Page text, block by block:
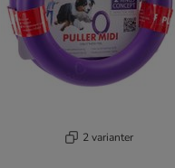
2 varianter